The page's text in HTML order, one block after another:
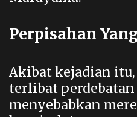
Perpisahan
Akibat kejadian itu,
terlibat
menyebabkan